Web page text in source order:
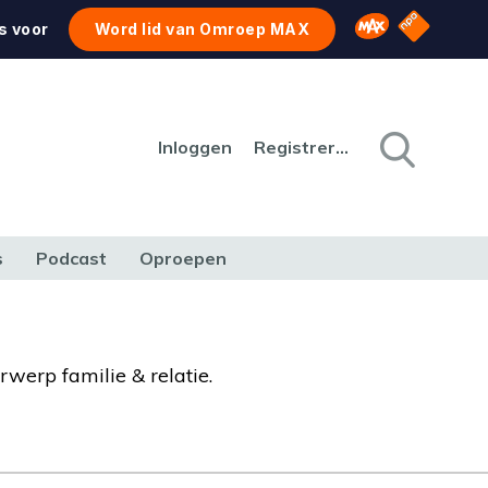
voor Word lid van Omroep MAX Omroep MAX
NPO
Inloggen Registreren
Podcast Oproepen
familie & relatie.